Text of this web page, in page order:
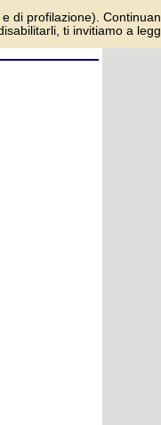
login/registrati
di profilazione).
ti invitiamo a